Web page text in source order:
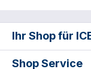
Ihr Shop für
Shop Service